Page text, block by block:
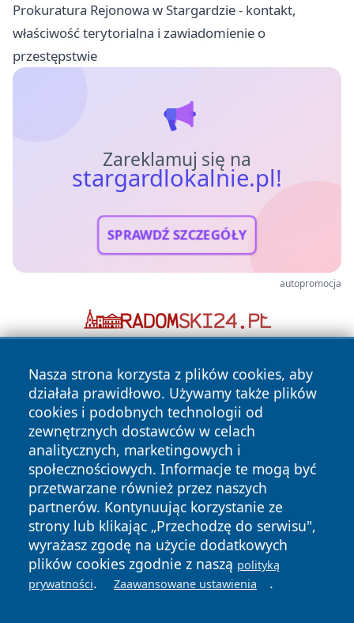
Prokuratura Rejonowa w Stargardzie - kontakt,
właściwość terytorialna i zawiadomienie o
przestępstwie
Zareklamuj się na
stargardlokalnie.pl!
SPRAWDŹ SZCZEGÓŁY
autopromocja
Nasza strona korzysta z plików cookies, aby
działała prawidłowo. Używamy także plików
cookies i podobnych technologii od
zewnętrznych dostawców w celach
analitycznych, marketingowych i
społecznościowych. Informacje te mogą być
przetwarzane również przez naszych
partnerów. Kontynuując korzystanie ze
strony lub klikając „Przechodzę do serwisu",
wyrażasz zgodę na użycie dodatkowych
plików cookies zgodnie z naszą polityką
prywatności. Zaawansowane ustawienia .
Copyright © 2026 stargardlokalnie.pl Wszystkie prawa
zastrzeżone.
News Autorzy
Polityka
Prywatności
Polityka
Cookies